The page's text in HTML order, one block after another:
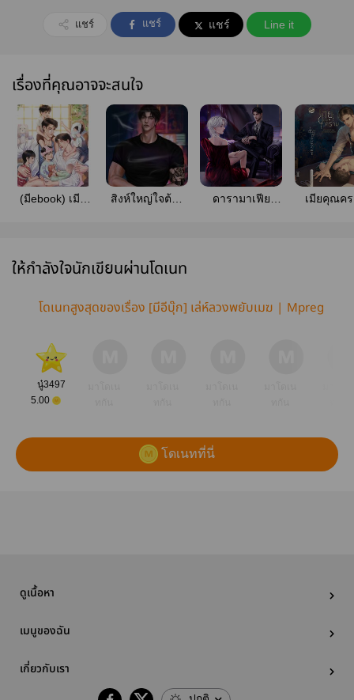
แชร์ แชร์ แชร์ Line it
เรื่องที่คุณอาจจะสนใจ
(มีebook) เมีย
สิงห์ใหญ่ใจต้อง
ดารามาเฟีย
เมียคุณค
ให้กำลังใจนักเขียนผ่านโดเนท
โดเนทสูงสุดของเรื่อง [มีอีบุ๊ก] เล่ห์ลวงพยับเมฆ | Mpreg
นู๋3497
5.00
โดเนทที่นี่
ดูเนื้อหา
เมนูของฉัน
เกี่ยวกับเรา